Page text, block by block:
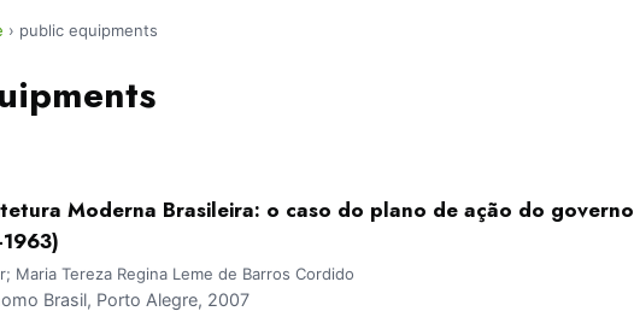
› public equipments
Moderna Brasileira: o caso do plano de ação do
Maria Tereza Regina Leme de Barros Cordido
Brasil, Porto Alegre, 2007